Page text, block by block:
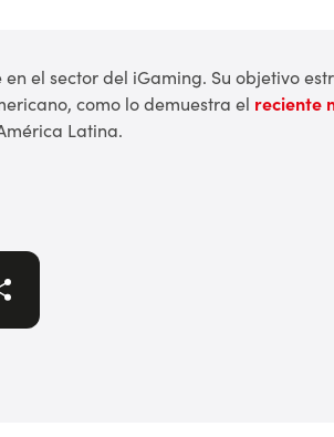
en el sector del iGaming. Su objetivo
como lo demuestra el reciente
Latina.